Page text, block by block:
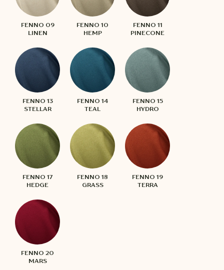
FENNO 09
LINEN
FENNO 10
HEMP
FENNO 11
PINECONE
FENNO 13
STELLAR
FENNO 14
TEAL
FENNO 15
HYDRO
FENNO 17
HEDGE
FENNO 18
GRASS
FENNO 19
TERRA
FENNO 20
MARS